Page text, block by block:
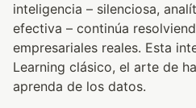
inteligencia – silenciosa,
efectiva – continúa
empresariales reales. Esta
Learning clásico, el arte de
aprenda de los datos.